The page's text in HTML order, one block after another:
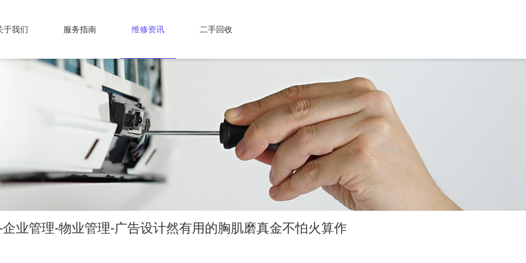
于我们 服务指南 维修资讯 二手回收
业管理-物业管理-广告设计然有用的胸肌磨真金不怕火算作